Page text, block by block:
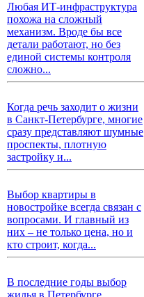
Любая ИТ-инфраструктура
похожа на сложный
механизм. Вроде бы все
детали работают, но без
единой системы контроля
сложно...
Когда речь заходит о жизни
в Санкт-Петербурге, многие
сразу представляют шумные
проспекты, плотную
застройку и...
Выбор квартиры в
новостройке всегда связан с
вопросами. И главный из
них – не только цена, но и
кто строит, когда...
В последние годы выбор
жилья в Петербурге